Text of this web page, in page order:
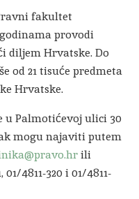
fakultet
provodi
diljem Hrvatske. Do
od 21 tisuće predmeta
Hrvatske.
u Palmotićevoj ulici 30
mogu najaviti putem
ili
4811-320 i 01/4811-